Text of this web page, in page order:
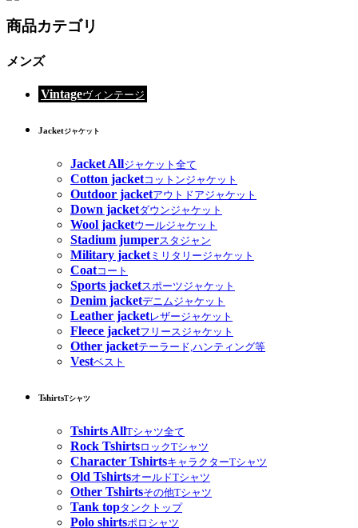
商品カテゴリ
メンズ
Vintageヴィンテージ
Jacketジャケット
Jacket Allジャケット全て
Cotton jacketコットンジャケット
Outdoor jacketアウトドアジャケット
Down jacketダウンジャケット
Wool jacketウールジャケット
Stadium jumperスタジャン
Military jacketミリタリージャケット
Coatコート
Sports jacketスポーツジャケット
Denim jacketデニムジャケット
Leather jacketレザージャケット
Fleece jacketフリースジャケット
Other jacketテーラード,ハンティング等
Vestベスト
TshirtsTシャツ
Tshirts AllTシャツ全て
Rock TshirtsロックTシャツ
Character TshirtsキャラクターTシャツ
Old TshirtsオールドTシャツ
Other Tshirtsその他Tシャツ
Tank topタンクトップ
Polo shirtsポロシャツ